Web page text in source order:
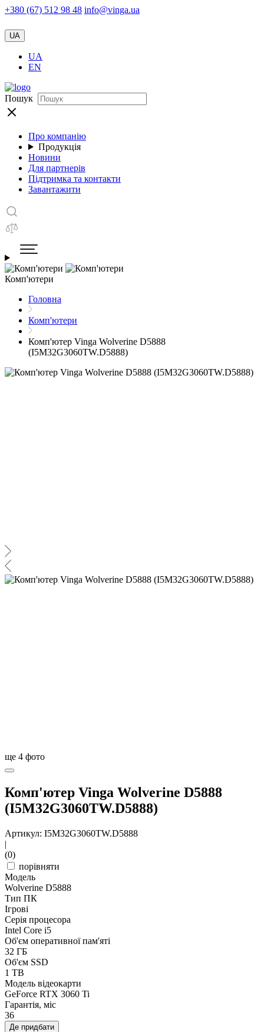
+380 (67) 512 98 48 info@vinga.ua
UA
UA
EN
Пошук
Про компанію
Продукція
Новини
Для партнерів
Підтримка та контакти
Завантажити
Комп'ютери
Головна
Комп'ютери
Комп'ютер Vinga Wolverine D5888
(I5M32G3060TW.D5888)
ще 4 фото
Комп'ютер Vinga Wolverine D5888
(I5M32G3060TW.D5888)
Артикул: I5M32G3060TW.D5888
|
(0)
порівняти
Модель
Wolverine D5888
Тип ПК
Ігрові
Серія процесора
Intel Core i5
Об'єм оперативної пам'яті
32 ГБ
Об'єм SSD
1 TB
Модель відеокарти
GeForce RTX 3060 Ti
Гарантія, міс
36
Де придбати